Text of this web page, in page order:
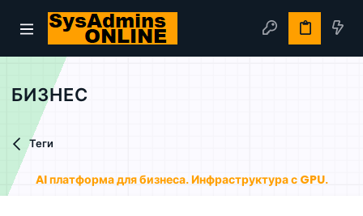
БИЗНЕС
Теги
AI платформа для бизнеса. Инфраструктура с GPU.